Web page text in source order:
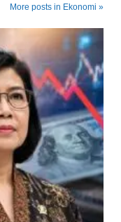
More posts in Ekonomi »